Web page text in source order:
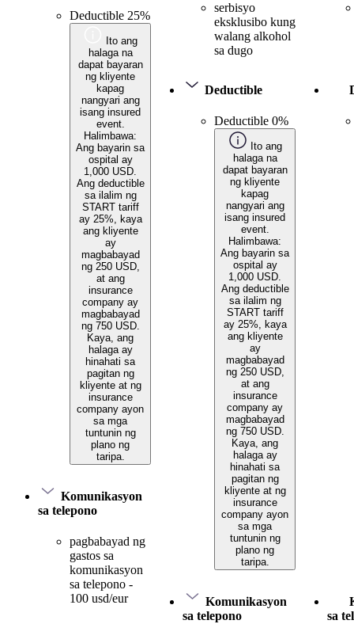
Deductible 25%
Ito ang
halaga na
dapat bayaran
ng kliyente
kapag
nangyari ang
isang insured
event.
Halimbawa:
Ang bayarin sa
ospital ay
1,000 USD.
Ang deductible
sa ilalim ng
START tariff
ay 25%, kaya
ang kliyente
ay
magbabayad
ng 250 USD,
at ang
insurance
company ay
magbabayad
ng 750 USD.
Kaya, ang
halaga ay
hinahati sa
pagitan ng
kliyente at ng
insurance
company ayon
sa mga
tuntunin ng
plano ng
taripa.
Komunikasyon
sa telepono
pagbabayad ng
gastos sa
komunikasyon
sa telepono -
100 usd/eur
serbisyo
eksklusibo kung
walang alkohol
sa dugo
Deductible
Deductible 0%
Ito ang
halaga na
dapat bayaran
ng kliyente
kapag
nangyari ang
isang insured
event.
Halimbawa:
Ang bayarin sa
ospital ay
1,000 USD.
Ang deductible
sa ilalim ng
START tariff
ay 25%, kaya
ang kliyente
ay
magbabayad
ng 250 USD,
at ang
insurance
company ay
magbabayad
ng 750 USD.
Kaya, ang
halaga ay
hinahati sa
pagitan ng
kliyente at ng
insurance
company ayon
sa mga
tuntunin ng
plano ng
taripa.
Komunikasyon
sa telepono
sa